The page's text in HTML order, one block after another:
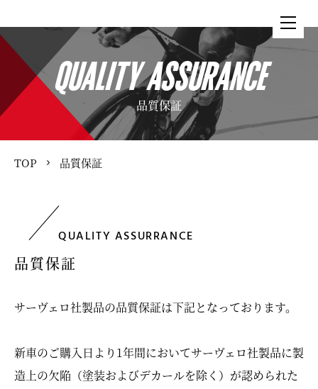
QUALITY ASSURANCE
品質保証
TOP 品質保証
QUALITY ASSURRANCE
品質保証
サーヴェロ社製品の品質保証は下記となっております。
新車のご購入日より1年間においてサーヴェロ社製品に製
造上の欠陥（塗装およびデカールを除く）が認められた